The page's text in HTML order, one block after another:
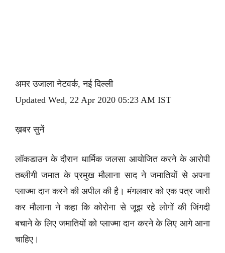
अमर उजाला नेटवर्क, नई दिल्ली
Updated Wed, 22 Apr 2020 05:23 AM IST
ख़बर सुनें
लॉकडाउन के दौरान धार्मिक जलसा आयोजित करने के आरोपी
तब्लीगी जमात के प्रमुख मौलाना साद ने जमातियों से अपना
प्लाज्मा दान करने की अपील की है। मंगलवार को एक पत्र जारी
कर मौलाना ने कहा कि कोरोना से जूझ रहे लोगों की जिंगदी
बचाने के लिए जमातियों को प्लाज्मा दान करने के लिए आगे आना
चाहिए।